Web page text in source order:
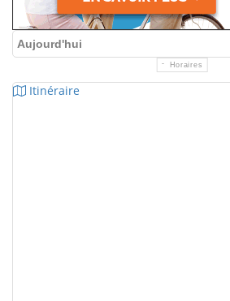
Aujourd'hui
Horaires
Itinéraire